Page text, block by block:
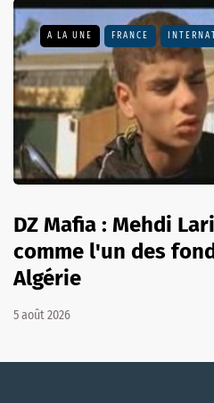
A LA UNE FRANCE
DZ Mafia : Mehdi
comme l'un des
Algérie
5 août 2026